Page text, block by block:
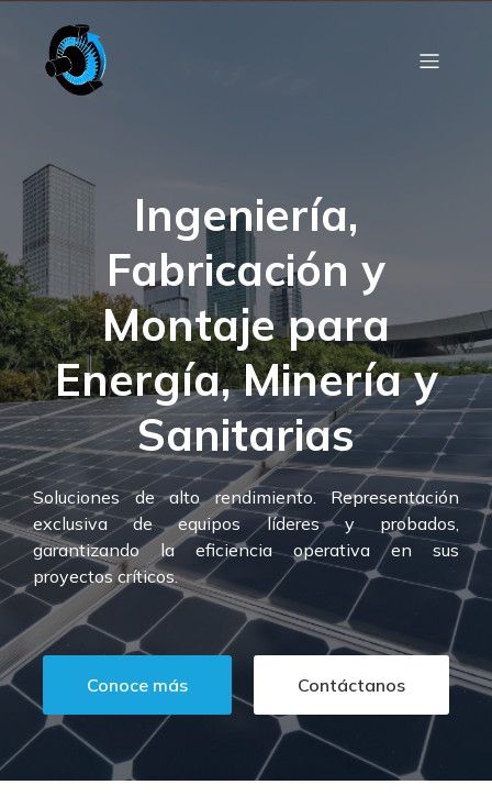
Ingeniería,
Fabricación y
Montaje para
Energía, Minería y
Sanitarias
Soluciones de alto rendimiento. Representación
exclusiva de equipos líderes y probados,
garantizando la eficiencia operativa en sus
proyectos críticos.
Conoce más Contáctanos